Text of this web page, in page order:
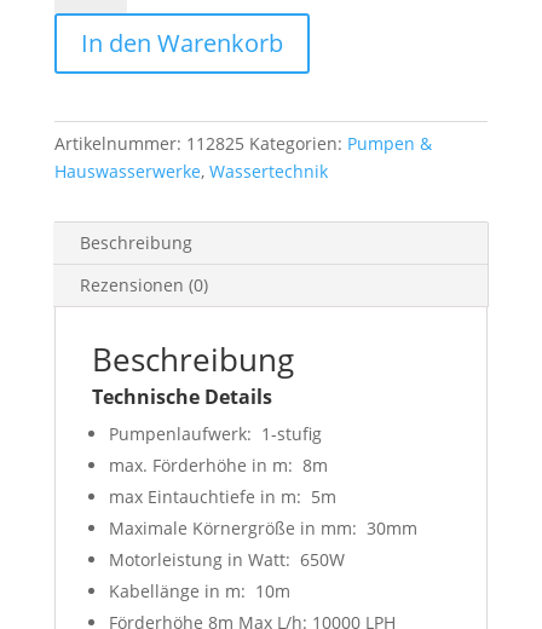
Drain
10000
Comfort
In den Warenkorb
Artikelnummer: 112825 Kategorien: Pumpen &
Hauswasserwerke, Wassertechnik
Beschreibung
Rezensionen (0)
Beschreibung
Technische Details
Pumpenlaufwerk: 1-stufig
max. Förderhöhe in m: 8m
max Eintauchtiefe in m: 5m
Maximale Körnergröße in mm: 30mm
Motorleistung in Watt: 650W
Kabellänge in m: 10m
Förderhöhe 8m Max L/h: 10000 LPH